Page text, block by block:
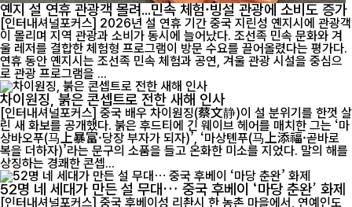
옌지 설 연휴 관광객 몰려...민속 체험·빙설 관광에 소비도 증가
[인터내셔널포커스] 2026년 설 연휴 기간 중국 지린성 옌지시에 관광객
이 몰리며 지역 관광과 소비가 동시에 늘어났다. 조선족 민속 문화와 겨
울 레저를 결합한 체험형 프로그램이 방문 수요를 끌어올렸다는 평가다.
연휴 동안 옌지시는 조선족 민속 체험과 공연, 겨울 관광 시설을 중심으
로 관광 프로그램을 ...
차이원징, 붉은 콘셉트로 전한 새해 인사
[인터내셔널포커스] 중국 배우 차이원징(蔡文静)이 설 분위기를 한껏 살
린 새 화보를 공개했다. 붉은 후드티에 긴 웨이브 헤어를 매치한 그는 ‘마
상바오푸(马上暴富·당장 부자가 되자)’, ‘마상톈푸(马上添福·곧바로
복을 더하자)’라는 문구의 소품을 들고 온화한 미소를 지었다. 말의 해를
상징하는 경쾌한 콘셉...
52명 네 세대가 만든 설 무대… 중국 후베이 ‘마당 춘완’ 화제
[인터내셔널포커스] 중국 후베이성 리촨시 한 농촌 마을에서, 연예인도